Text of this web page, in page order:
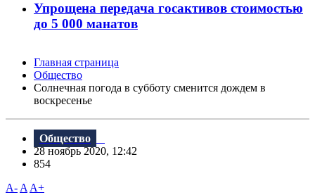
Упрощена передача госактивов стоимостью
до 5 000 манатов
Главная страница
Общество
Солнечная погода в субботу сменится дождем в
воскресенье
Общество
28 ноябрь 2020, 12:42
854
A- A A+